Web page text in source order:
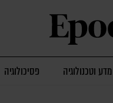
מדע וטכנולוגיה פסיכולוגיה